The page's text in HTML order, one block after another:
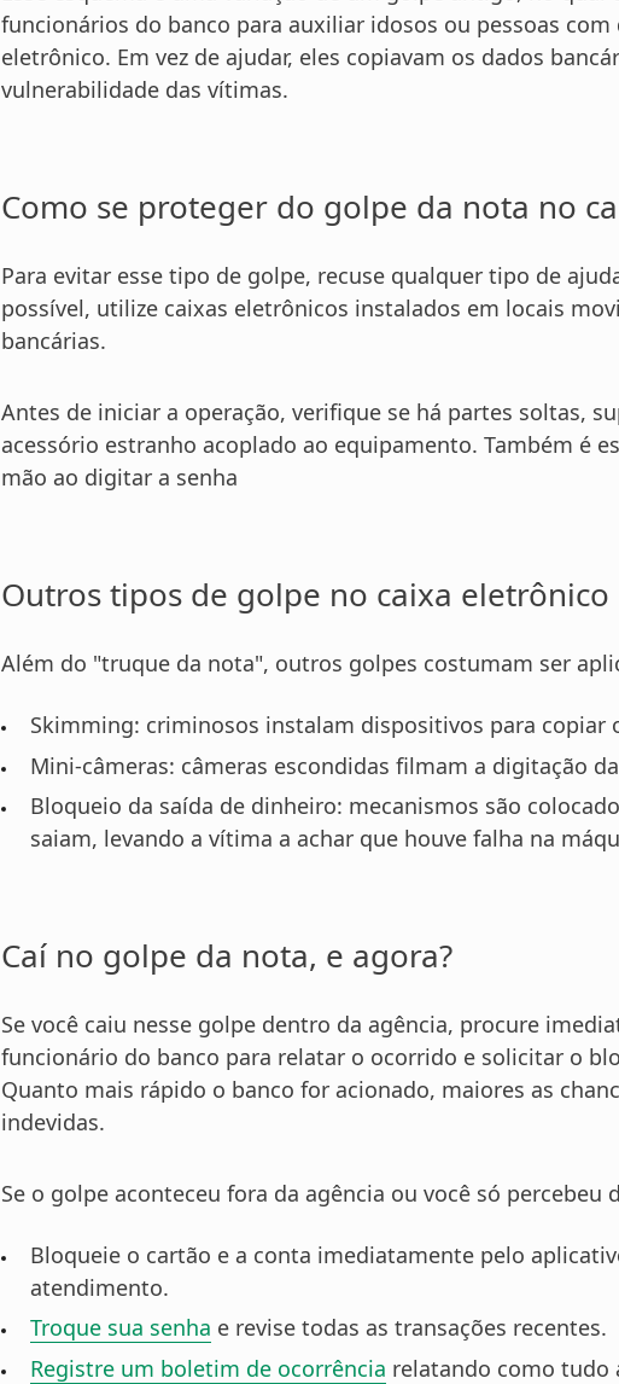
funcionários do banco para auxiliar idosos ou pessoas
eletrônico. Em vez de ajudar, eles copiavam os dados
vulnerabilidade das vítimas.
Como se proteger do golpe da nota no
Para evitar esse tipo de golpe, recuse qualquer tipo de
possível, utilize caixas eletrônicos instalados em locais
bancárias.
Antes de iniciar a operação, verifique se há partes soltas,
acessório estranho acoplado ao equipamento. Também é
mão ao digitar a senha
Outros tipos de golpe no caixa eletrônico
Além do "truque da nota", outros golpes costumam ser
Skimming: criminosos instalam dispositivos para copiar
Mini-câmeras: câmeras escondidas filmam a digitação
Bloqueio da saída de dinheiro: mecanismos são
saiam, levando a vítima a achar que houve falha na
Caí no golpe da nota, e agora?
Se você caiu nesse golpe dentro da agência, procure
funcionário do banco para relatar o ocorrido e solicitar o
Quanto mais rápido o banco for acionado, maiores as
indevidas.
Se o golpe aconteceu fora da agência ou você só percebeu
Bloqueie o cartão e a conta imediatamente pelo
atendimento.
Troque sua senha e revise todas as transações recentes.
Registre um boletim de ocorrência relatando como tudo